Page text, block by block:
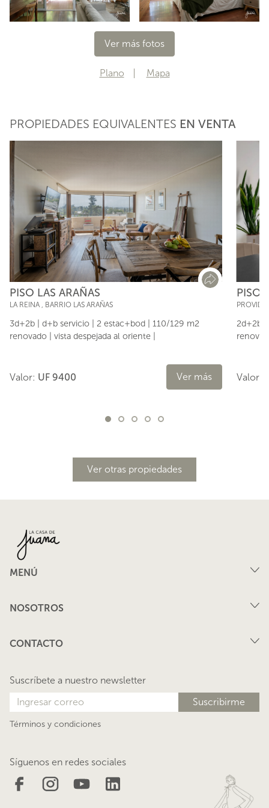
Ver más fotos
Plano Mapa
PROPIEDADES EQUIVALENTES EN VENTA
PISO LAS ARAÑAS
LA REINA , BARRIO LAS ARAÑAS
3d+2b | d+b servicio | 2 estac+bod | 110/129 m2
renovado | vista despejada al oriente |
Valor: UF 9400 Ver más
PISO
2d+2b |
Valor:
Ver otras propiedades
MENÚ
Nosotros
Blog
NOSOTROS
CONTACTO
Suscríbete a nuestro newsletter
Términos y condiciones
Síguenos en redes sociales